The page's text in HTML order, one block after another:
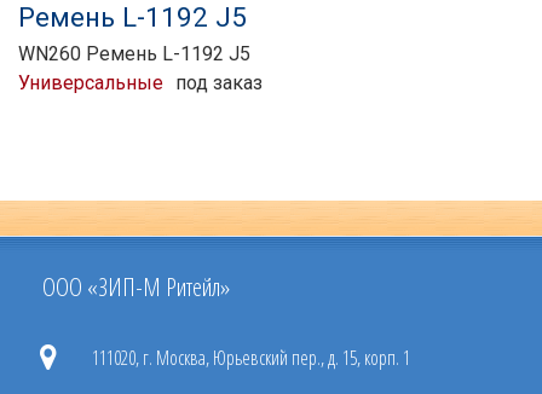
Ремень L-1192 J5
WN260 Ремень L-1192 J5
Универсальные под заказ
ООО «ЗИП-М Ритейл»
111020, г. Москва, Юрьевский пер., д. 15, корп. 1